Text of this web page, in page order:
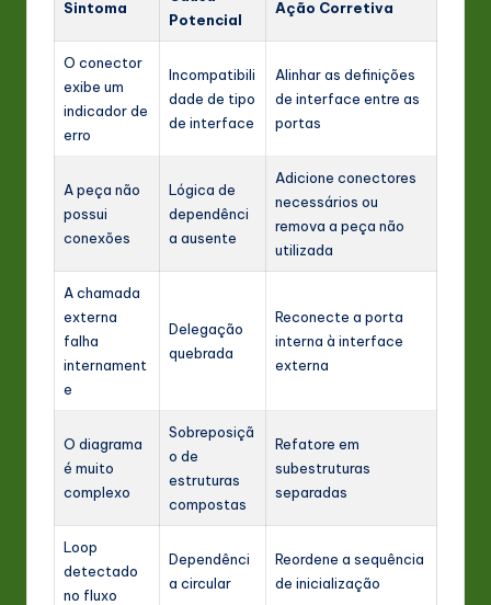
Sintoma
Potencial
Ação Corretiva
O conector
exibe um
indicador de
erro
Incompatibili
dade de tipo
de interface
Alinhar as definições
de interface entre as
portas
A peça não
possui
conexões
Lógica de
dependênci
a ausente
Adicione conectores
necessários ou
remova a peça não
utilizada
A chamada
externa
falha
internament
e
Delegação
quebrada
Reconecte a porta
interna à interface
externa
O diagrama
é muito
complexo
Sobreposiçã
o de
estruturas
compostas
Refatore em
subestruturas
separadas
Loop
detectado
no fluxo
Dependênci
a circular
Reordene a sequência
de inicialização